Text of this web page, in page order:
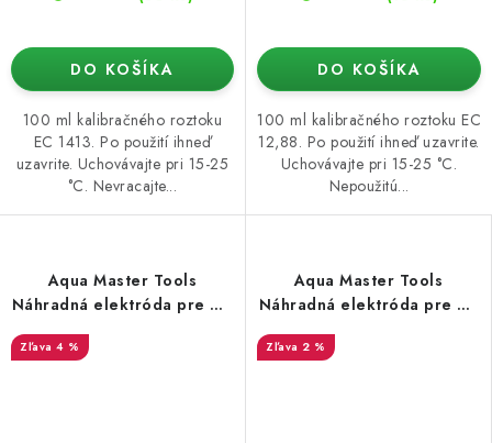
DO KOŠÍKA
100 ml kalibračného roztoku
EC 1413. Po použití ihneď
uzavrite. Uchovávajte pri 15-25
°C. Nevracajte...
DO KOŠÍKA
100 ml kalibračného roztoku EC
12,88. Po použití ihneď uzavrite.
Uchovávajte pri 15-25 °C.
Nepoužitú...
Aqua Master Tools
Náhradná elektróda pre pH
meter S300 PRO2
4 %
Aqua Master Tools
Náhradná elektróda pre EC
meter E300 PRO
2 %